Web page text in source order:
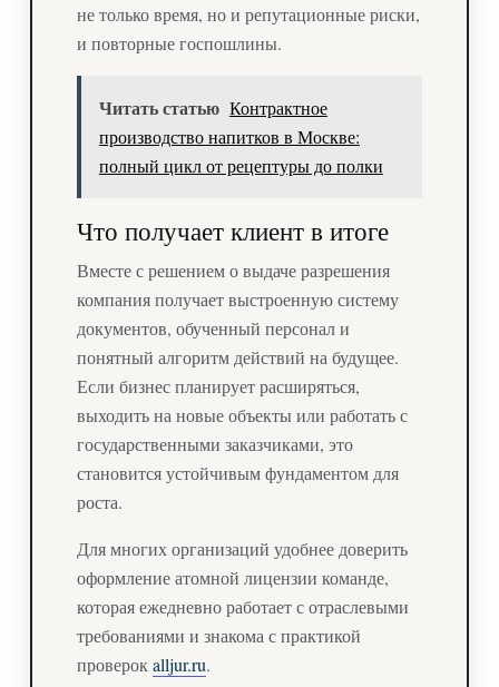
не только время, но и репутационные риски,
и повторные госпошлины.
Читать статью Контрактное
производство напитков в Москве:
полный цикл от рецептуры до полки
Что получает клиент в итоге
Вместе с решением о выдаче разрешения
компания получает выстроенную систему
документов, обученный персонал и
понятный алгоритм действий на будущее.
Если бизнес планирует расширяться,
выходить на новые объекты или работать с
государственными заказчиками, это
становится устойчивым фундаментом для
роста.
Для многих организаций удобнее доверить
оформление атомной лицензии команде,
которая ежедневно работает с отраслевыми
требованиями и знакома с практикой
проверокalljur.ru.